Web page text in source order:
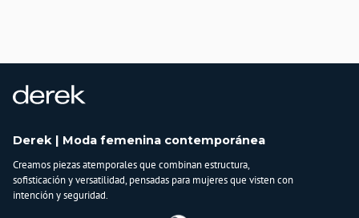
BAGUER SAS
Lavar en maquina, no usar blanqueadores, planchar a temperatura tibia, lavar y
Composición:
88% Poliester
Derek | Moda femenina contemporánea
Creamos piezas atemporales que combinan estructura,
sofisticación y versatilidad, pensadas para mujeres que visten con
intención y seguridad.